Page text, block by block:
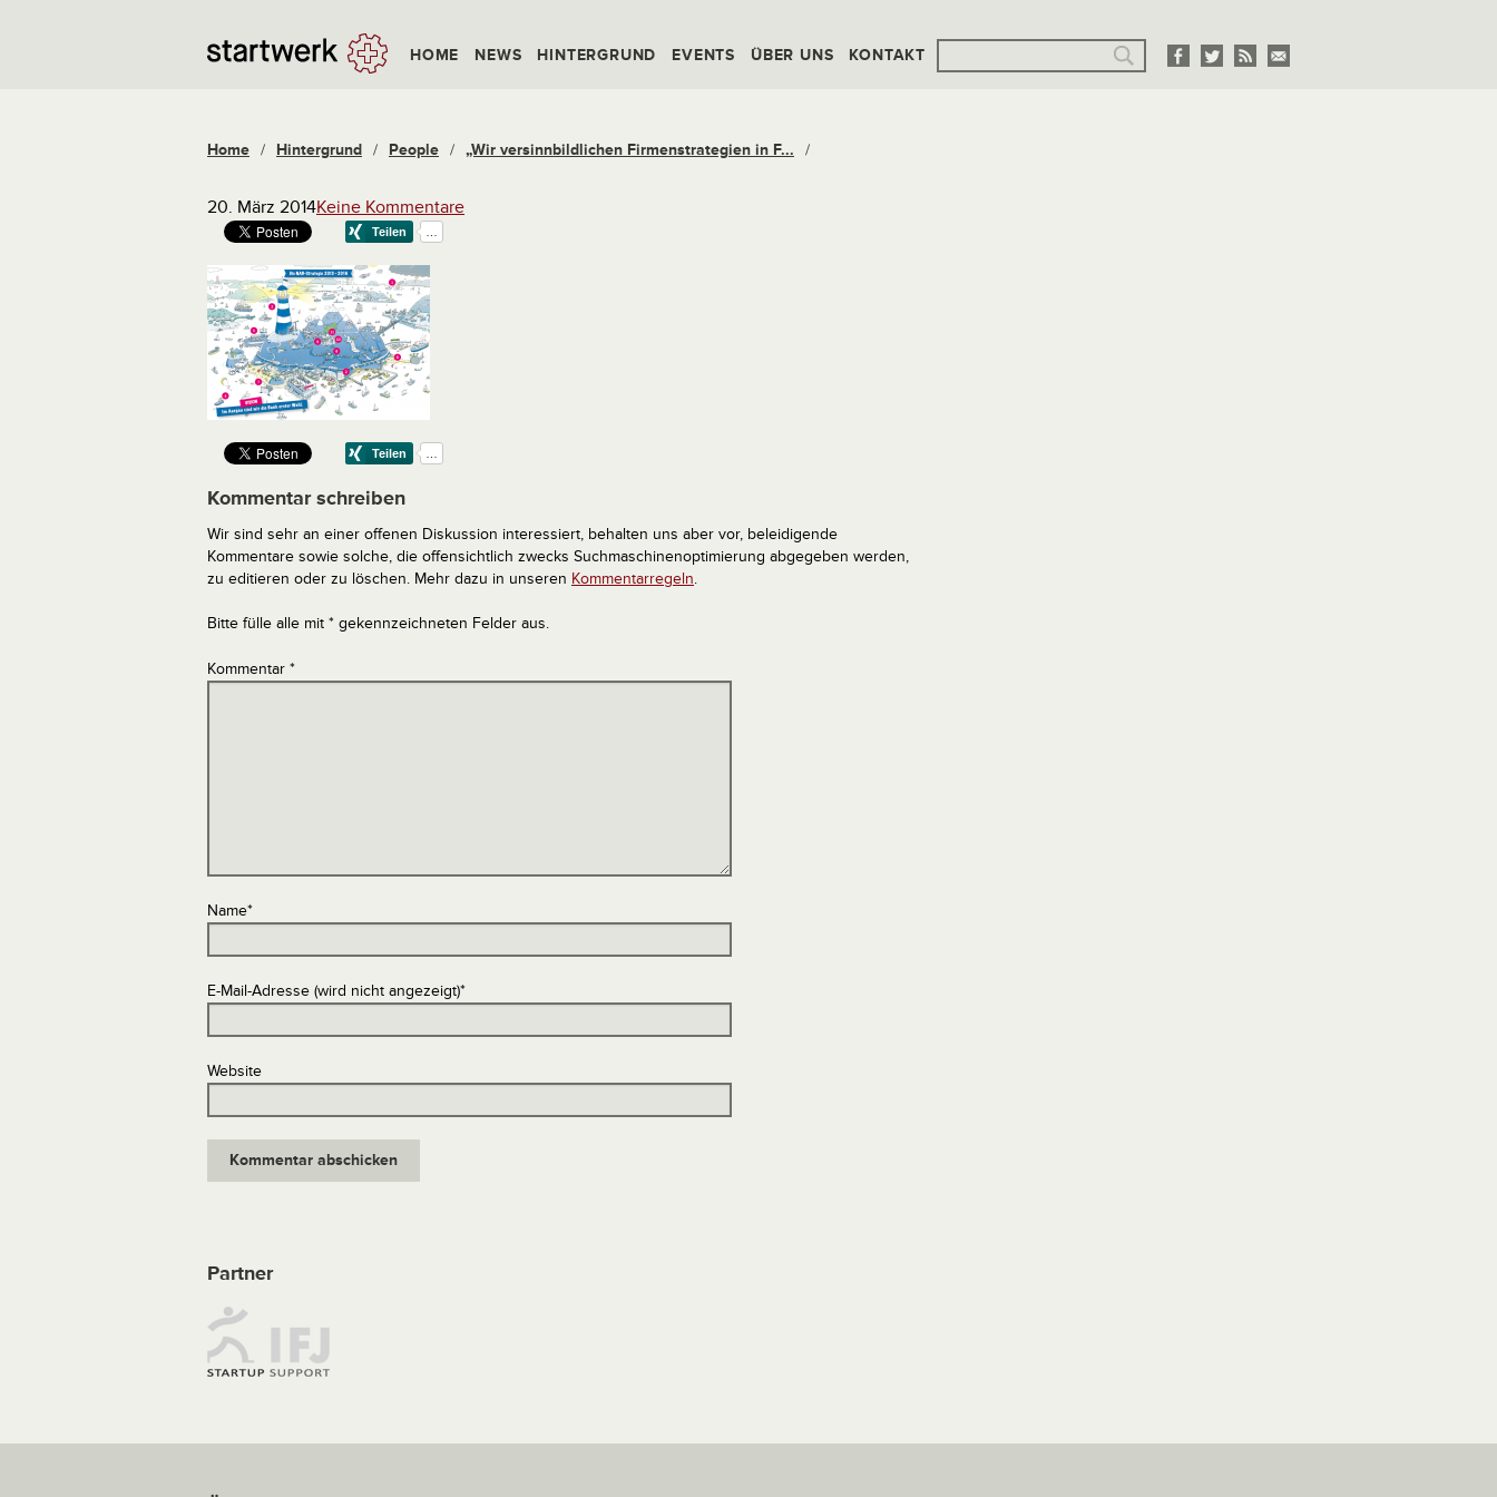
HOME NEWS HINTERGRUND EVENTS ÜBER UNS KONTAKT
Home / Hintergrund / People / „Wir versinnbildlichen Firmenstrategien in F... /
20. März 2014Keine Kommentare
Kommentar schreiben
Wir sind sehr an einer offenen Diskussion interessiert, behalten uns aber vor, beleidigende
Kommentare sowie solche, die offensichtlich zwecks Suchmaschinenoptimierung abgegeben werden,
zu editieren oder zu löschen. Mehr dazu in unseren Kommentarregeln.
Bitte fülle alle mit * gekennzeichneten Felder aus.
Kommentar *
Name*
E-Mail-Adresse (wird nicht angezeigt)*
Website
Partner